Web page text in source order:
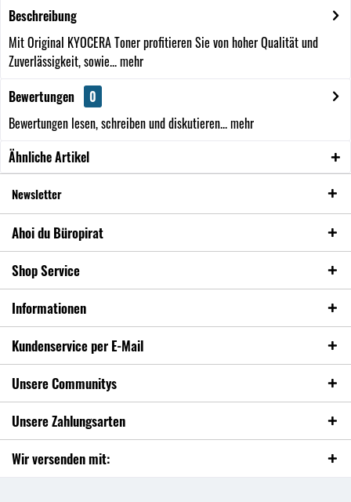
Beschreibung
Mit Original KYOCERA Toner profitieren Sie von hoher Qualität und
Zuverlässigkeit, sowie...mehr
Bewertungen
0
Bewertungen lesen, schreiben und diskutieren...mehr
Ähnliche Artikel
Newsletter
Ahoi du Büropirat
Shop Service
Informationen
Kundenservice per E-Mail
Unsere Communitys
Unsere Zahlungsarten
Wir versenden mit: